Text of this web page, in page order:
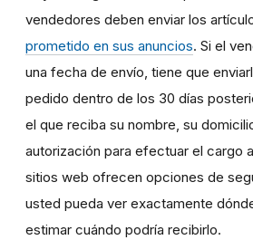
vendedores deben enviar los
prometido en sus anuncios. Si el
una fecha de envío, tiene que
pedido dentro de los 30 días
el que reciba su nombre, su
autorización para efectuar el cargo
sitios web ofrecen opciones de
usted pueda ver exactamente
estimar cuándo podría recibirlo.